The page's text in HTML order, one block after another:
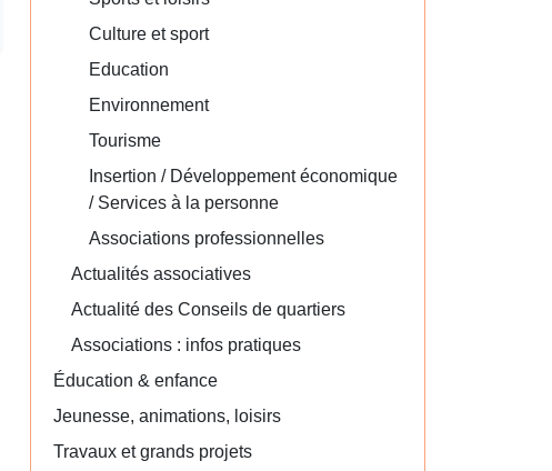
Culture et sport
Education
Environnement
Tourisme
Insertion / Développement économique
/ Services à la personne
Associations professionnelles
Actualités associatives
Actualité des Conseils de quartiers
Associations : infos pratiques
Éducation & enfance
Jeunesse, animations, loisirs
Travaux et grands projets